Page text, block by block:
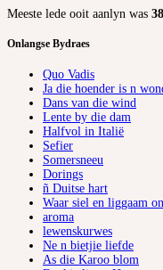
Meeste lede ooit aanlyn was
Onlangse Bydraes
Quo Vadis
Ja die hoender is n
Dans van die wind
Lente by die dam
Halfvol in Italië
Sefier
Somersneeu
Dorings
ñ Duitse hart
Waar siel en liggaam
aroma
lewenskurwes
Ne n bietjie liefde
As die Karoo blom